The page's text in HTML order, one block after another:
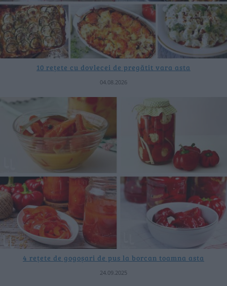
10 rețete cu dovlecei de pregătit vara asta
04.08.2026
4 rețete de gogoșari de pus la borcan toamna asta
24.09.2025